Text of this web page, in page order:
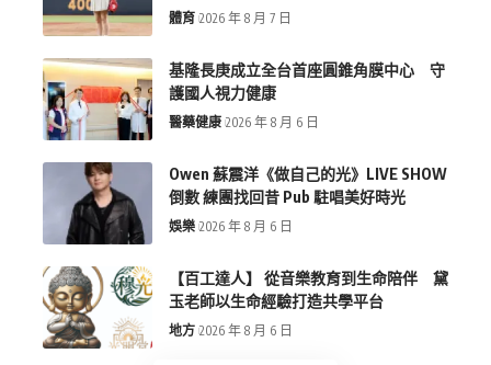
體育 2026 年 8 月 7 日
基隆長庚成立全台首座圓錐角膜中心 守
護國人視力健康
醫藥健康 2026 年 8 月 6 日
Owen 蘇震洋《做自己的光》LIVE SHOW
倒數 練團找回昔 Pub 駐唱美好時光
娛樂 2026 年 8 月 6 日
【百工達人】 從音樂教育到生命陪伴 黛
玉老師以生命經驗打造共學平台
地方 2026 年 8 月 6 日